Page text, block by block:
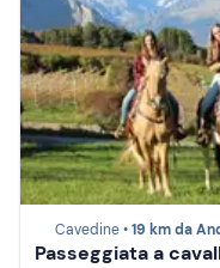
Cavedine •19 km da
Passeggiata a